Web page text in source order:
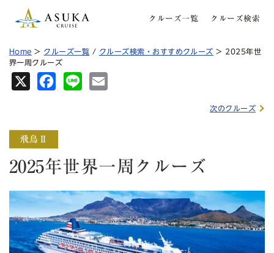
クルーズ一覧 クルーズ検索
Home > クルーズ一覧 / クルーズ検索・おすすめクルーズ > 2025年世
界一周クルーズ
Fa
Lin
次のクルーズ
2025年世界一周クルーズ